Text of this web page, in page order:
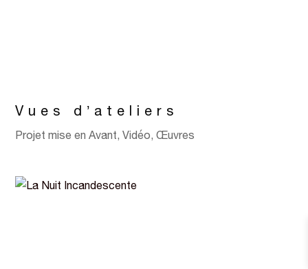
Vues d’ateliers
Projet mise en Avant,Vidéo,Œuvres